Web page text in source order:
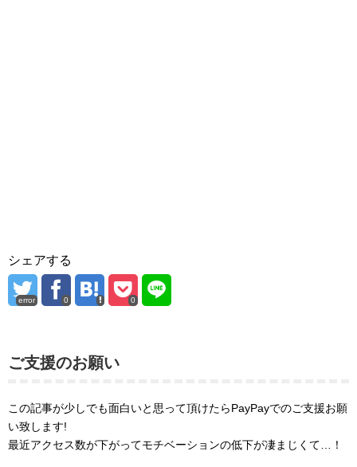
シェアする
error 0 0
ご支援のお願い
この記事が少しでも面白いと思って頂けたらPayPayでのご支援お願
い致します!
最近アクセス数が下がってモチベーションの低下が凄まじくて…！